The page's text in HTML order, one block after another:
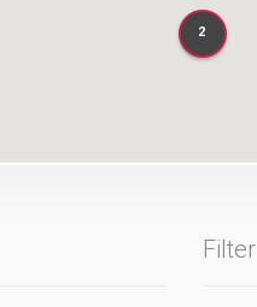
2
2
Filter